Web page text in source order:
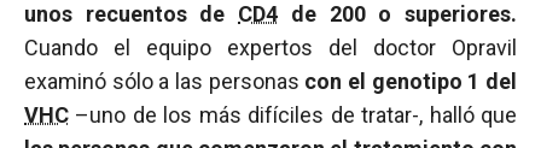
unos recuentos de CD4 de 200 o superiores.
Cuando el equipo expertos del doctor Opravil
examinó sólo a las personas con el genotipo 1 del
VHC –uno de los más difíciles de tratar-, halló que